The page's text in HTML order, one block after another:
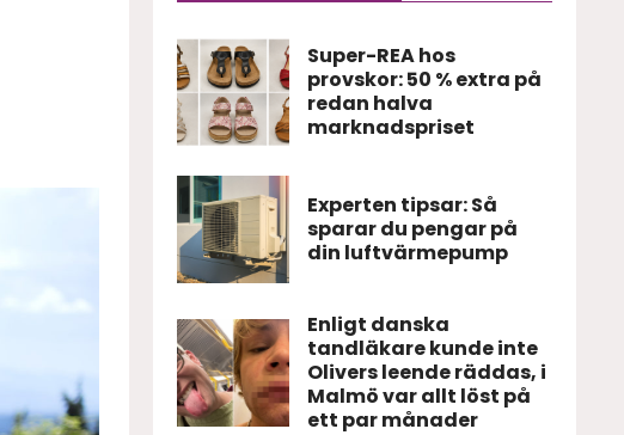
Super-REA hos
provskor: 50 % extra på
redan halva
marknadspriset
Experten tipsar: Så
sparar du pengar på
din luftvärmepump
Enligt danska
tandläkare kunde inte
Olivers leende räddas, i
Malmö var allt löst på
ett par månader